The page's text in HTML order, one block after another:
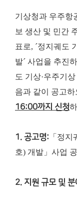
기상청과 우주항
보 생산 및 민간
표로, ´정지궤도
발´ 사업을 추진
도 기상·우주기
음과 같이 공고
16:00까지 신청
1. 공고명: 「정
호) 개발」사업
2. 지원 규모 및 분